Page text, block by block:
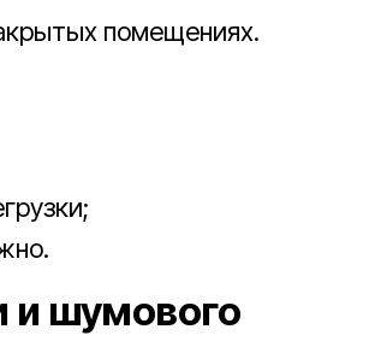
помещениях.
и шумового